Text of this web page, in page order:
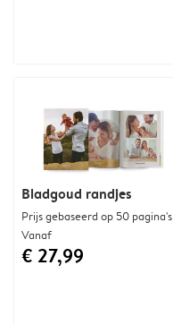
Bladgoud randjes
Prijs gebaseerd op 50 pagina's
Vanaf
€ 27,99